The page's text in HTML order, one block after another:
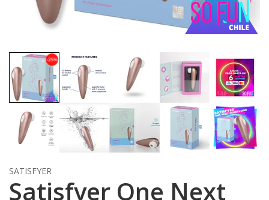
SATISFYER
Satisfyer One Next